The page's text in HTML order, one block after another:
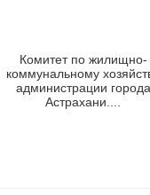
Комитет по жилищно-
коммунальному
администрации города
Астрахани....